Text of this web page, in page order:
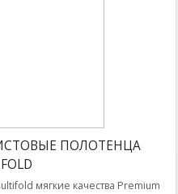
ЛИСТОВЫЕ ПОЛОТЕНЦА
мягкие качества Premium